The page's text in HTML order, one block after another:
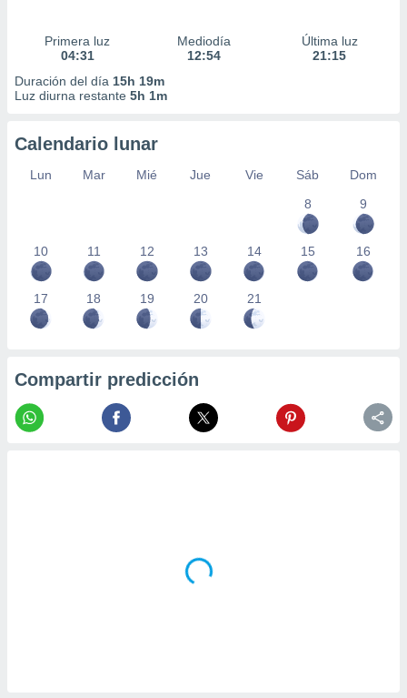
Primera luz
04:31
Mediodía
12:54
Última luz
21:15
Duración del día 15h 19m
Luz diurna restante 5h 1m
Calendario lunar
Lun Mar Mié Jue Vie Sáb
Dom
8
9
10 11 12 13 14 15 16
17 18 19 20 21
Compartir predicción